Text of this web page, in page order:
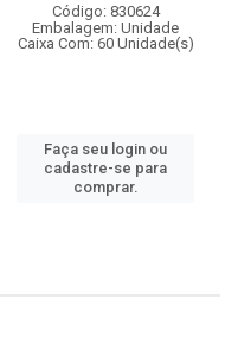
Código: 830624
Embalagem: Unidade
Caixa Com: 60 Unidade(s)
Faça seu login ou
cadastre-se para
comprar.